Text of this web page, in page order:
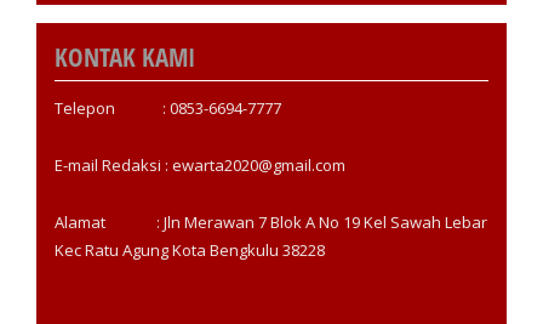
KONTAK KAMI
Telepon : 0853-6694-7777
E-mail Redaksi : ewarta2020@gmail.com
Alamat : Jln Merawan 7 Blok A No 19 Kel Sawah Lebar
Kec Ratu Agung Kota Bengkulu 38228